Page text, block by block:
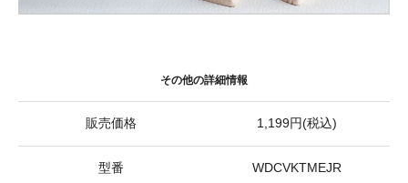
その他の詳細情報
販売価格 1,199円(税込)
型番 WDCVKTMEJR